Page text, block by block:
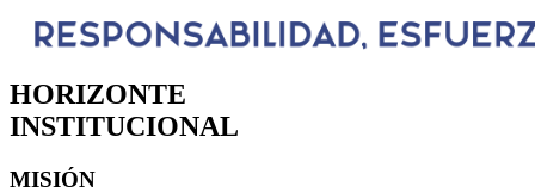
HORIZONTE
INSTITUCIONAL
MISIÓN